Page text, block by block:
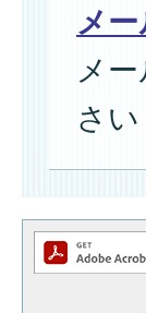
メ
メ
さい